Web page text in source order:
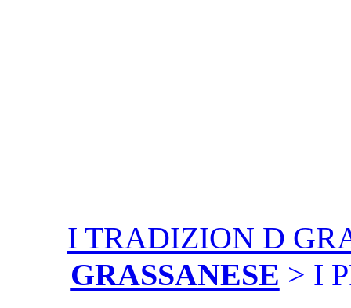
I TRADIZION D
GRASSANESE > I